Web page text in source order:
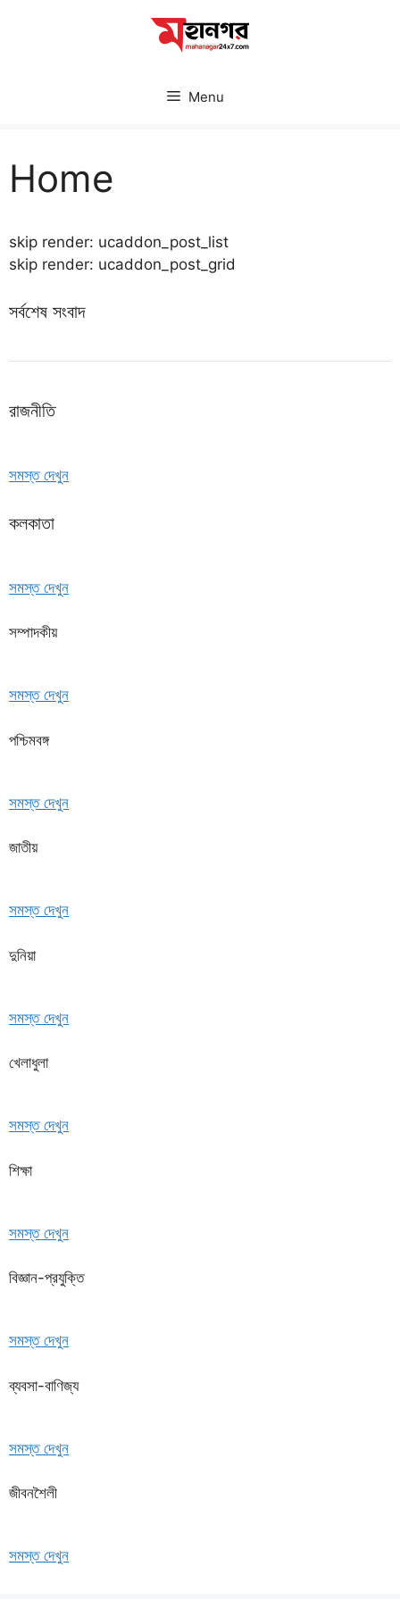
Menu
Home
skip render: ucaddon_post_list
skip render: ucaddon_post_grid
সর্বশেষ সংবাদ
রাজনীতি
সমস্ত দেখুন
কলকাতা
সমস্ত দেখুন
সম্পাদকীয়
সমস্ত দেখুন
পশ্চিমবঙ্গ
সমস্ত দেখুন
জাতীয়
সমস্ত দেখুন
দুনিয়া
সমস্ত দেখুন
খেলাধুলা
সমস্ত দেখুন
শিক্ষা
সমস্ত দেখুন
বিজ্ঞান-প্রযুক্তি
সমস্ত দেখুন
ব্যবসা-বাণিজ্য
সমস্ত দেখুন
জীবনশৈলী
সমস্ত দেখুন